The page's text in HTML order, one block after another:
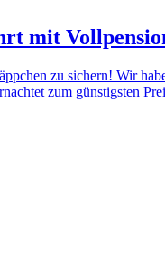
mit
zu sichern! Wir
zum günstigsten